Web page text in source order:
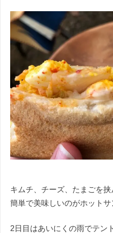
キムチ、チーズ、たまごを挟
簡単で美味しいのがホットサ
2日目はあいにくの雨でテン